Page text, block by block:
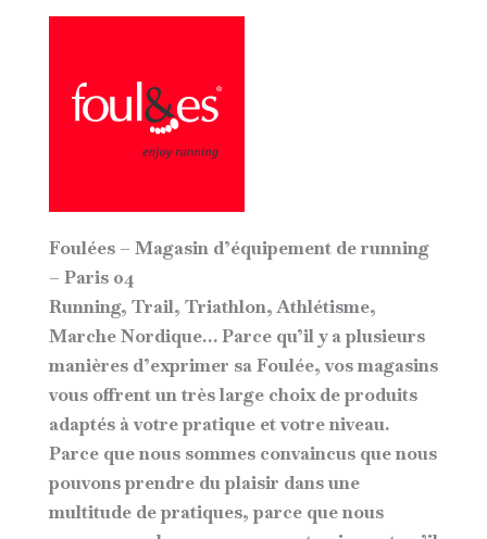
Foulées – Magasin d’équipement de running
– Paris 04
Running, Trail, Triathlon, Athlétisme,
Marche Nordique… Parce qu’il y a plusieurs
manières d’exprimer sa Foulée, vos magasins
vous offrent un très large choix de produits
adaptés à votre pratique et votre niveau.
Parce que nous sommes convaincus que nous
pouvons prendre du plaisir dans une
multitude de pratiques, parce que nous